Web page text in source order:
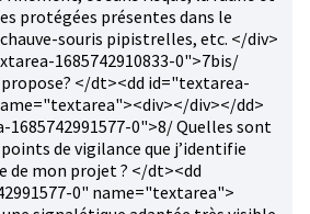
protégées présentes dans le
souris pipistrelles, etc. </div>
1685742910833-0">7bis/
</dt><dd id="textarea-
div></dd>
0">8/ Quelles sont
de vigilance que j’identifie
de mon projet ? </dt><dd
0" name="textarea">